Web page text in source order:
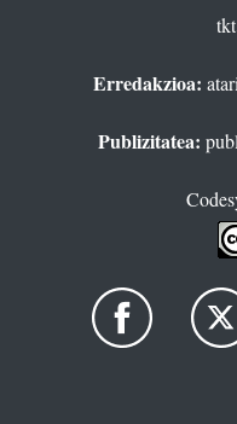
Erredakzioa:
Publizitatea: